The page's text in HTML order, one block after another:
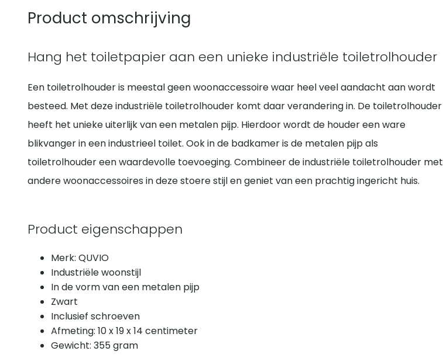
Product omschrijving
Hang het toiletpapier aan een unieke industriële toiletrolhouder
Een toiletrolhouder is meestal geen woonaccessoire waar heel veel aandacht aan wordt
besteed. Met deze industriële toiletrolhouder komt daar verandering in. De toiletrolhouder
heeft het unieke uiterlijk van een metalen pijp. Hierdoor wordt de houder een ware
blikvanger in een industrieel toilet. Ook in de badkamer is de metalen pijp als
toiletrolhouder een waardevolle toevoeging. Combineer de industriële toiletrolhouder met
andere woonaccessoires in deze stoere stijl en geniet van een prachtig ingericht huis.
Product eigenschappen
Merk: QUVIO
Industriële woonstijl
In de vorm van een metalen pijp
Zwart
Inclusief schroeven
Afmeting: 10 x 19 x 14 centimeter
Gewicht: 355 gram